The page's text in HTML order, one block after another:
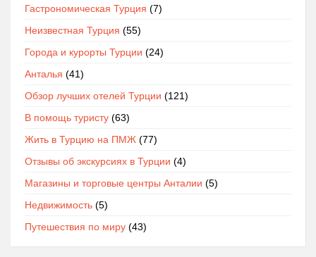
Гастрономическая Турция (7)
Неизвестная Турция (55)
Города и курорты Турции (24)
Анталья (41)
Обзор лучших отелей Турции (121)
В помощь туристу (63)
Жить в Турцию на ПМЖ (77)
Отзывы об экскурсиях в Турции (4)
Магазины и торговые центры Анталии (5)
Недвижимость (5)
Путешествия по миру (43)